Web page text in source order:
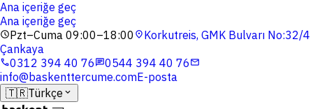
Ana içeriğe geç
Ana içeriğe geç
schedulePzt–Cuma 09:00–18:00 location_onKorkutreis, GMK Bulvarı No:32/4
Çankaya
phone0312 394 40 76chat0544 394 40 76mail
info@baskenttercume.comE-posta
🇹🇷Türkçe expand_more